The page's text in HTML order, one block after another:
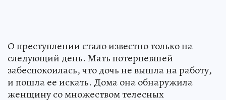
О преступлении стало известно только на
следующий день. Мать потерпевшей
забеспокоилась, что дочь не вышла на работу,
и пошла ее искать. Дома она обнаружила
женщину со множеством телесных